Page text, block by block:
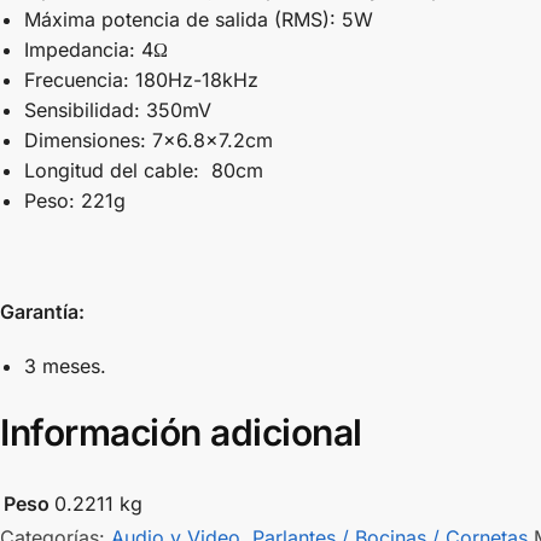
Máxima potencia de salida (RMS): 5W
Impedancia: 4Ω
Frecuencia: 180Hz-18kHz
Sensibilidad: 350mV
Dimensiones: 7×6.8×7.2cm
Longitud del cable: 80cm
Peso: 221g
Garantía:
3 meses.
Información adicional
Peso 0.2211 kg